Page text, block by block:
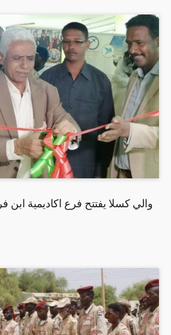
والي كسلا يفتتح فرع اكاديمية ابن